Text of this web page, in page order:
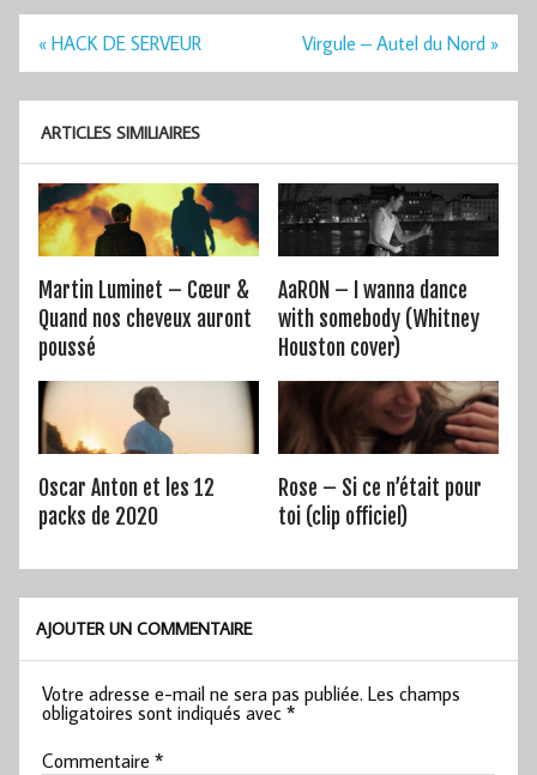
Navigation
« HACK DE SERVEUR Virgule – Autel du Nord »
ARTICLES SIMILIAIRES
Martin Luminet – Cœur &
Quand nos cheveux auront
poussé
AaRON – I wanna dance
with somebody (Whitney
Houston cover)
Oscar Anton et les 12
packs de 2020
Rose – Si ce n’était pour
toi (clip officiel)
AJOUTER UN COMMENTAIRE
Votre adresse e-mail ne sera pas publiée. Les champs
obligatoires sont indiqués avec*
Commentaire*